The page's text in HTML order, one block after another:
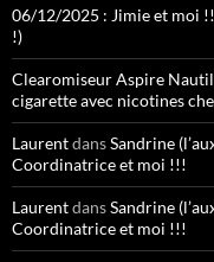
06/12/2025 : Jimie et moi
!)
Clearomiseur Aspire
cigarette avec nicotines
LaurentdansSandrine
Coordinatrice et moi !!!
LaurentdansSandrine
Coordinatrice et moi !!!